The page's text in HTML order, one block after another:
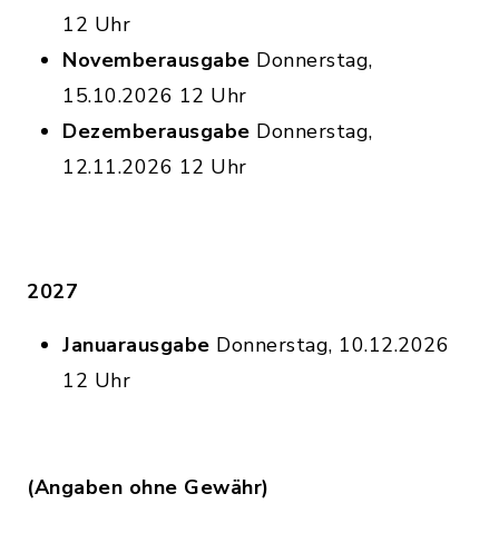
12 Uhr
Novemberausgabe Donnerstag,
15.10.2026 12 Uhr
Dezemberausgabe Donnerstag,
12.11.2026 12 Uhr
2027
Januarausgabe Donnerstag, 10.12.2026
12 Uhr
(Angaben ohne Gewähr)